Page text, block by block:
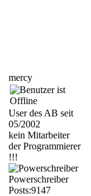
mercy
User des AB seit
05/2002
kein Mitarbeiter
der Programmierer
!!!
Powerschreiber
Posts:9147